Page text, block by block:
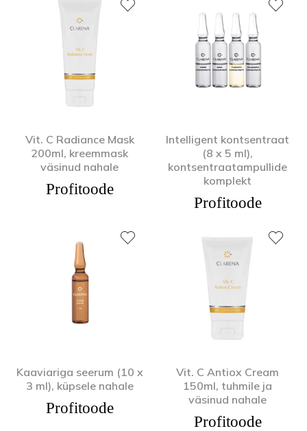
Vit. C Radiance Mask
200ml, kreemmask
väsinud nahale
Profitoode
Intelligent kontsentraat
(8 x 5 ml),
kontsentraatampullide
komplekt
Profitoode
Kaaviariga seerum (10 x
3 ml), küpsele nahale
Profitoode
Vit. C Antiox Cream
150ml, tuhmile ja
väsinud nahale
Profitoode